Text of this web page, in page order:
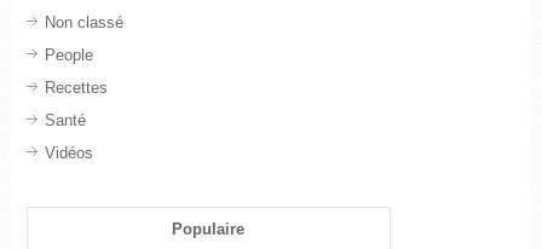
Non classé
People
Recettes
Santé
Vidéos
Populaire